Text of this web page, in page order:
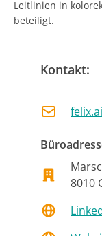
Leitlinien in
beteiligt.
Kontakt:
8010